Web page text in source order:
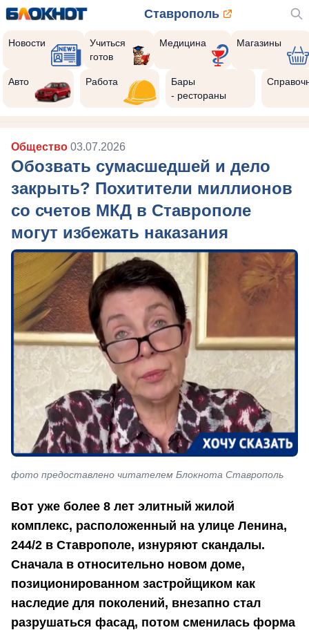
Ставрополь
Новости
Учиться
готов
Медицина Магазины
Авто Работа
Бары
- рестораны
Общество 03.07.2026
Обозвать сумасшедшей и дело
закрыть? Похитители миллионов
со счетов МКД в Ставрополе
могут избежать наказания
фото предоставлено читателем Блокнота Ставрополь
Вот уже более 8 лет элитный жилой
комплекс, расположенный на улице Ленина,
244/2 в Ставрополе, изнуряют скандалы.
Сначала в относительно новом доме,
позиционированном застройщиком как
наследие для поколений, внезапно стал
разрушаться фасад, потом сменилась форма